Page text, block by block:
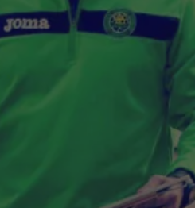
© Trevim 2022. Todos os